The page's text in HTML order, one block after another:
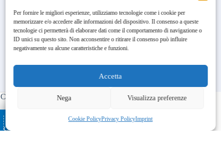
Per fornire le migliori esperienze, utilizziamo tecnologie come i cookie per
memorizzare e/o accedere alle informazioni del dispositivo. Il consenso a queste
tecnologie ci permetterà di elaborare dati come il comportamento di navigazione o
ID unici su questo sito. Non acconsentire o ritirare il consenso può influire
negativamente su alcune caratteristiche e funzioni.
Accetta
Nega Visualizza preferenze
Cookie PolicyPrivacy PolicyImprint
Unfortunately, the 7-day trial
period has expired.Check our
subscription plans! >>
Copyright © 2023-2026 Maison Aubry | All Rights Reserved |
Ottimizzato con
cATALOGO